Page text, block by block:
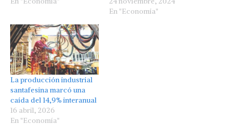
En "Economía"
La producción industrial
santafesina marcó una
caída del 14,9% interanual
16 abril, 2026
En "Economía"